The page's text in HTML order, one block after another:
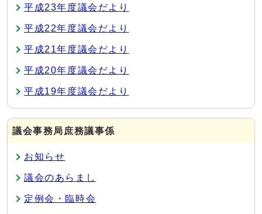
平成23年度議会だより
平成22年度議会だより
平成21年度議会だより
平成20年度議会だより
平成19年度議会だより
議会事務局庶務議事係
お知らせ
議会のあらまし
定例会・臨時会